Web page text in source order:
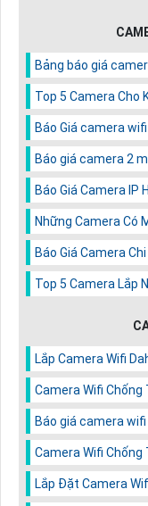
Bảng báo giá
Top 5 Camera Cho
Báo Giá camera
Báo giá camera 2
Báo Giá Camera IP
Những Camera Có
Báo Giá Camera
Top 5 Camera Lắp
Lắp Camera Wifi
Camera Wifi Chống
Báo giá camera
Camera Wifi Chống
Lắp Đặt Camera